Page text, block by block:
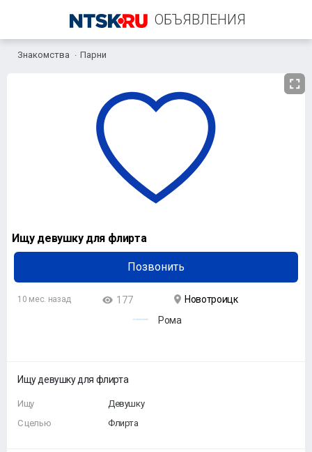
ОБЪЯВЛЕНИЯ
+7 (961) 903-30-88
Знакомства Парни
Ищу девушку для флирта
Позвонить
10 мес. назад 177
Новотроицк
Рома
Ищу девушку для флирта
Ищу
С целью
Девушку
Флирта